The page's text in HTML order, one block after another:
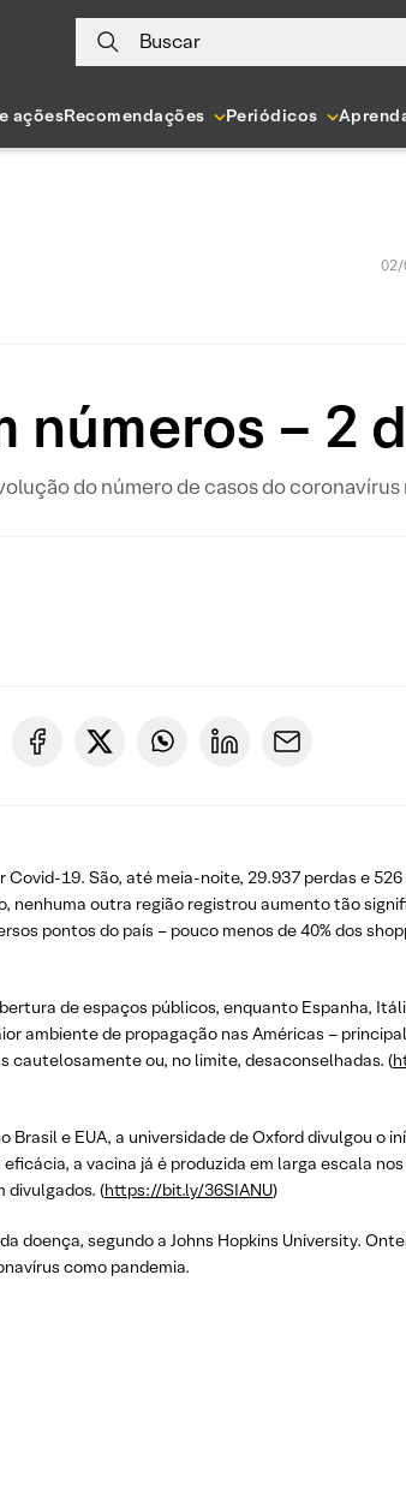
Buscar
açõesRecomendações Periódicos
02/
números – 2
do número de casos do coronavírus
19. São, até meia-noite, 29.937 perdas e
nenhuma outra região registrou aumento tão
pontos do país – pouco menos de 40% dos
de espaços públicos, enquanto Espanha,
ambiente de propagação nas Américas –
cautelosamente ou, no limite, desaconselhadas. (
e EUA, a universidade de Oxford divulgou o
a vacina já é produzida em larga escala
divulgados. (https://bit.ly/36SIANU)
segundo a Johns Hopkins University.
como pandemia.